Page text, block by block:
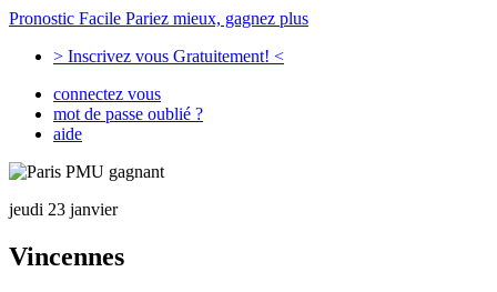
Pronostic Facile Pariez mieux, gagnez plus
> Inscrivez vous Gratuitement! <
connectez vous
mot de passe oublié ?
aide
jeudi 23 janvier
Vincennes